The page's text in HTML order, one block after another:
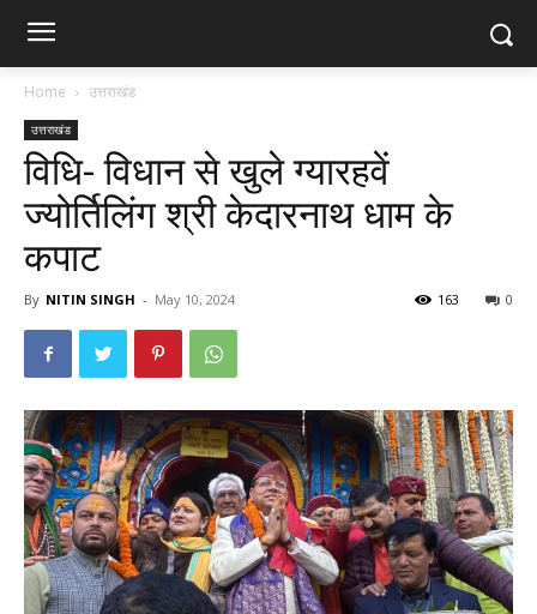
Home उत्तराखंड
उत्तराखंड
विधि- विधान से खुले ग्यारहवें
ज्योर्तिलिंग श्री केदारनाथ धाम के
कपाट
By NITIN SINGH - May 10, 2024 0
163